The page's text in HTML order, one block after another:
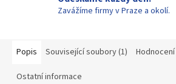
Zavážíme firmy v Praze a okolí.
Popis Související soubory (1) Hodnocení
Ostatní informace